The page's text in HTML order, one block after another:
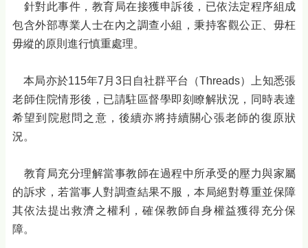
針對此事件，教育局在接獲申訴後，已依法定程序組成
包含外部專業人士在內之調查小組，秉持客觀公正、毋枉
毋縱的原則進行慎重處理。
本局亦於115年7月3日自社群平台（Threads）上知悉張
老師住院情形後，已請駐區督學即刻瞭解狀況，同時表達
希望到院慰問之意，後續亦將持續關心張老師的復原狀
況。
教育局充分理解當事教師在過程中所承受的壓力與家屬
的訴求，若當事人對調查結果不服，本局絕對尊重並保障
其依法提出救濟之權利，確保教師自身權益獲得充分保
障。